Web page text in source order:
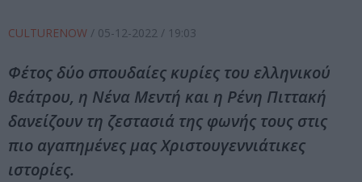
CULTURENOW / 05-12-2022 / 19:03
Φέτος δύο σπουδαίες κυρίες του ελληνικού
θεάτρου, η Νένα Μεντή και η Ρένη Πιττακή
δανείζουν τη ζεστασιά της φωνής τους στις
πιο αγαπημένες μας Χριστουγεννιάτικες
ιστορίες.